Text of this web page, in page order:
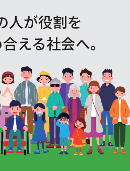
人が役割を
える社会へ。